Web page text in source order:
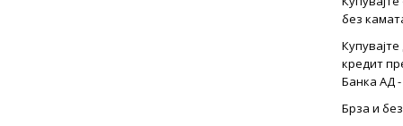
без
кредит
Банка АД -
Брза и